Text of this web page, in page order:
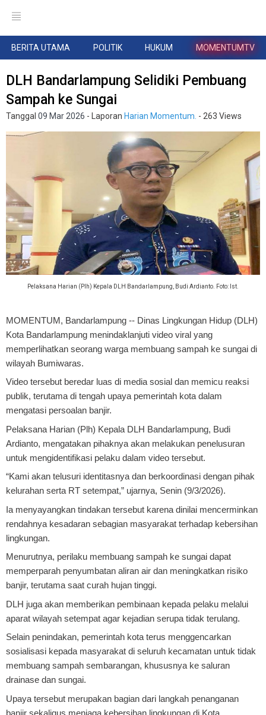
BERITA UTAMA POLITIK HUKUM MOMENTUMTV
DLH Bandarlampung Selidiki Pembuang
Sampah ke Sungai
Tanggal 09 Mar 2026 - Laporan Harian Momentum. - 263 Views
Pelaksana Harian (Plh) Kepala DLH Bandarlampung, Budi Ardianto. Foto: Ist.
MOMENTUM, Bandarlampung -- Dinas Lingkungan Hidup (DLH)
Kota Bandarlampung menindaklanjuti video viral yang
memperlihatkan seorang warga membuang sampah ke sungai di
wilayah Bumiwaras.
Video tersebut beredar luas di media sosial dan memicu reaksi
publik, terutama di tengah upaya pemerintah kota dalam
mengatasi persoalan banjir.
Pelaksana Harian (Plh) Kepala DLH Bandarlampung, Budi
Ardianto, mengatakan pihaknya akan melakukan penelusuran
untuk mengidentifikasi pelaku dalam video tersebut.
“Kami akan telusuri identitasnya dan berkoordinasi dengan pihak
kelurahan serta RT setempat,” ujarnya, Senin (9/3/2026).
Ia menyayangkan tindakan tersebut karena dinilai mencerminkan
rendahnya kesadaran sebagian masyarakat terhadap kebersihan
lingkungan.
Menurutnya, perilaku membuang sampah ke sungai dapat
memperparah penyumbatan aliran air dan meningkatkan risiko
banjir, terutama saat curah hujan tinggi.
DLH juga akan memberikan pembinaan kepada pelaku melalui
aparat wilayah setempat agar kejadian serupa tidak terulang.
Selain penindakan, pemerintah kota terus menggencarkan
sosialisasi kepada masyarakat di seluruh kecamatan untuk tidak
membuang sampah sembarangan, khususnya ke saluran
drainase dan sungai.
Upaya tersebut merupakan bagian dari langkah penanganan
banjir sekaligus menjaga kebersihan lingkungan di Kota